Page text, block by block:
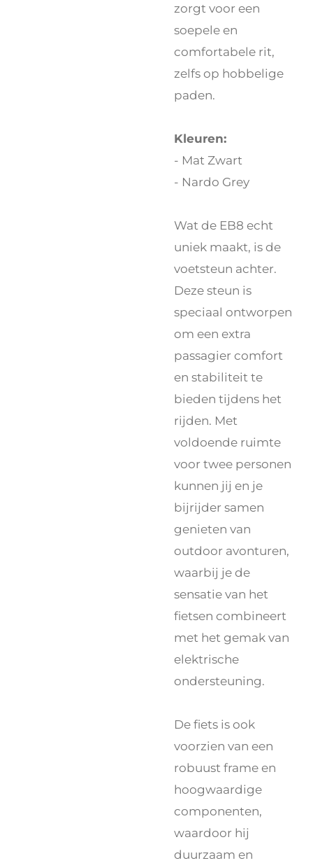
zorgt voor een
soepele en
comfortabele rit,
zelfs op hobbelige
paden.
Kleuren:
- Mat Zwart
- Nardo Grey
Wat de EB8 echt
uniek maakt, is de
voetsteun achter.
Deze steun is
speciaal ontworpen
om een extra
passagier comfort
en stabiliteit te
bieden tijdens het
rijden. Met
voldoende ruimte
voor twee personen
kunnen jij en je
bijrijder samen
genieten van
outdoor avonturen,
waarbij je de
sensatie van het
fietsen combineert
met het gemak van
elektrische
ondersteuning.
De fiets is ook
voorzien van een
robuust frame en
hoogwaardige
componenten,
waardoor hij
duurzaam en